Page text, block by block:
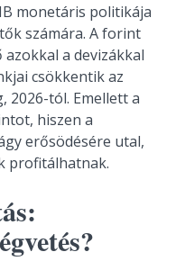
monetáris politikája
számára. A forint
a devizákkal
csökkentik az
2026-tól. Emellett a
hiszen a
erősödésére utal,
profitálhatnak.